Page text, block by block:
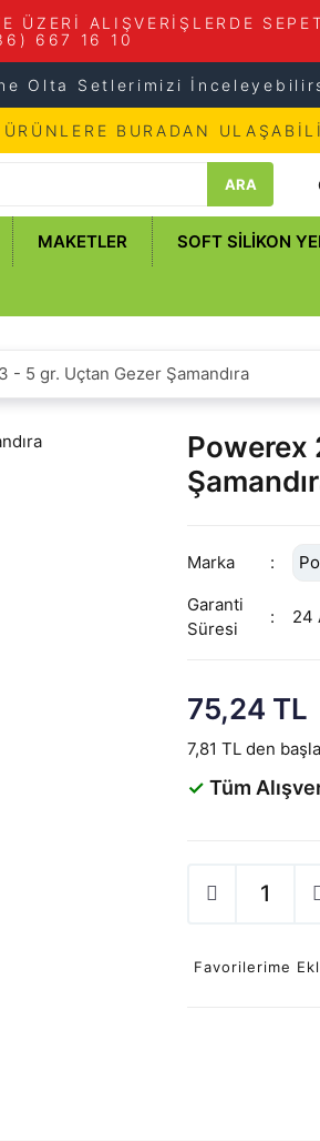
ALIŞVERİŞLERDE
667 16 10
Olta Setlerimizi
BURADAN
ARA
MAKETLER SOFT SILIKON
- 5 gr. Uçtan Gezer Şamandıra
Powerex
Marka
Garanti
Süresi
24
75,24 TL
7,81 TL den
✓ Tüm
Favorilerime